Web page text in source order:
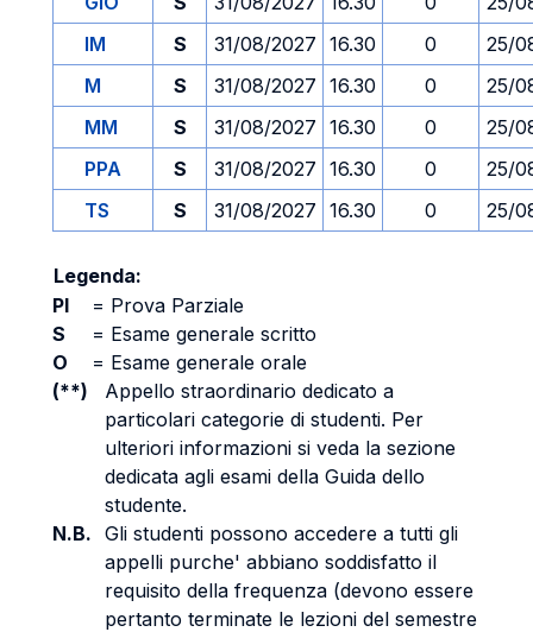
IM
S 31/08/2027 16.30 0
25/
M
S 31/08/2027 16.30 0
25/
MM
S 31/08/2027 16.30 0
25/
PPA
S 31/08/2027 16.30 0
25/
TS
S 31/08/2027 16.30 0 25/
Legenda:
PI
= Prova Parziale
S
= Esame generale scritto
O
= Esame generale orale
(**)
Appello straordinario dedicato a
particolari categorie di studenti. Per
ulteriori informazioni si veda la sezione
dedicata agli esami della Guida dello
studente.
N.B. Gli studenti possono accedere a tutti gli
appelli purche' abbiano soddisfatto il
requisito della frequenza (devono essere
pertanto terminate le lezioni del semestre